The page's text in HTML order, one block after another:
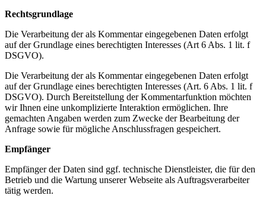
Rechtsgrundlage
Die Verarbeitung der als Kommentar eingegebenen Daten erfolgt
auf der Grundlage eines berechtigten Interesses (Art 6 Abs. 1 lit. f
DSGVO).
Die Verarbeitung der als Kommentar eingegebenen Daten erfolgt
auf der Grundlage eines berechtigten Interesses (Art. 6 Abs. 1 lit. f
DSGVO). Durch Bereitstellung der Kommentarfunktion möchten
wir Ihnen eine unkomplizierte Interaktion ermöglichen. Ihre
gemachten Angaben werden zum Zwecke der Bearbeitung der
Anfrage sowie für mögliche Anschlussfragen gespeichert.
Empfänger
Empfänger der Daten sind ggf. technische Dienstleister, die für den
Betrieb und die Wartung unserer Webseite als Auftragsverarbeiter
tätig werden.